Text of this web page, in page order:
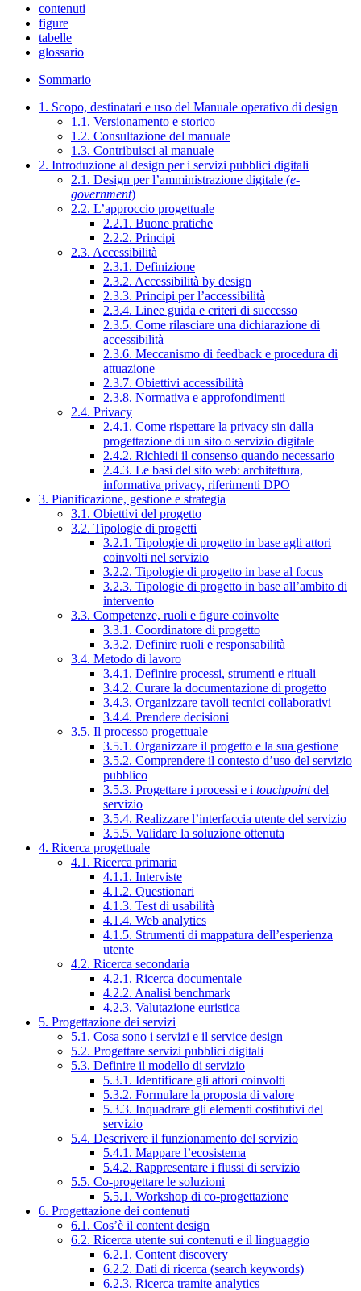
contenuti
figure
tabelle
glossario
Sommario
1. Scopo, destinatari e uso del Manuale operativo di design
1.1. Versionamento e storico
1.2. Consultazione del manuale
1.3. Contribuisci al manuale
2. Introduzione al design per i servizi pubblici digitali
2.1. Design per l’amministrazione digitale (e-
government)
2.2. L’approccio progettuale
2.2.1. Buone pratiche
2.2.2. Principi
2.3. Accessibilità
2.3.1. Definizione
2.3.2. Accessibilità by design
2.3.3. Principi per l’accessibilità
2.3.4. Linee guida e criteri di successo
2.3.5. Come rilasciare una dichiarazione di
accessibilità
2.3.6. Meccanismo di feedback e procedura di
attuazione
2.3.7. Obiettivi accessibilità
2.3.8. Normativa e approfondimenti
2.4. Privacy
2.4.1. Come rispettare la privacy sin dalla
progettazione di un sito o servizio digitale
2.4.2. Richiedi il consenso quando necessario
2.4.3. Le basi del sito web: architettura,
informativa privacy, riferimenti DPO
3. Pianificazione, gestione e strategia
3.1. Obiettivi del progetto
3.2. Tipologie di progetti
3.2.1. Tipologie di progetto in base agli attori
coinvolti nel servizio
3.2.2. Tipologie di progetto in base al focus
3.2.3. Tipologie di progetto in base all’ambito di
intervento
3.3. Competenze, ruoli e figure coinvolte
3.3.1. Coordinatore di progetto
3.3.2. Definire ruoli e responsabilità
3.4. Metodo di lavoro
3.4.1. Definire processi, strumenti e rituali
3.4.2. Curare la documentazione di progetto
3.4.3. Organizzare tavoli tecnici collaborativi
3.4.4. Prendere decisioni
3.5. Il processo progettuale
3.5.1. Organizzare il progetto e la sua gestione
3.5.2. Comprendere il contesto d’uso del servizio
pubblico
3.5.3. Progettare i processi e i touchpointdel
servizio
3.5.4. Realizzare l’interfaccia utente del servizio
3.5.5. Validare la soluzione ottenuta
4. Ricerca progettuale
4.1. Ricerca primaria
4.1.1. Interviste
4.1.2. Questionari
4.1.3. Test di usabilità
4.1.4. Web analytics
4.1.5. Strumenti di mappatura dell’esperienza
utente
4.2. Ricerca secondaria
4.2.1. Ricerca documentale
4.2.2. Analisi benchmark
4.2.3. Valutazione euristica
5. Progettazione dei servizi
5.1. Cosa sono i servizi e il service design
5.2. Progettare servizi pubblici digitali
5.3. Definire il modello di servizio
5.3.1. Identificare gli attori coinvolti
5.3.2. Formulare la proposta di valore
5.3.3. Inquadrare gli elementi costitutivi del
servizio
5.4. Descrivere il funzionamento del servizio
5.4.1. Mappare l’ecosistema
5.4.2. Rappresentare i flussi di servizio
5.5. Co-progettare le soluzioni
5.5.1. Workshop di co-progettazione
6. Progettazione dei contenuti
6.1. Cos’è il content design
6.2. Ricerca utente sui contenuti e il linguaggio
6.2.1. Content discovery
6.2.2. Dati di ricerca (search keywords)
6.2.3. Ricerca tramite analytics